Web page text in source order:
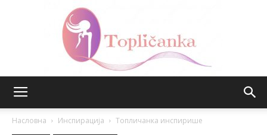
Насловна Инспирација Топличанка инспирише